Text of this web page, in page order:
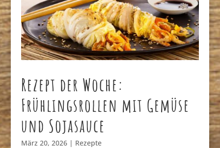
Rezept der Woche:
Frühlingsrollen mit Gemüse
und Sojasauce
März 20, 2026| Rezepte